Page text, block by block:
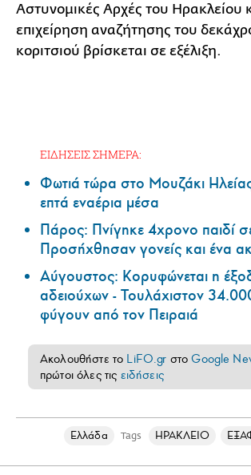
Αστυνομικές Αρχές του Ηρακλείου
επιχείρηση αναζήτησης του
κοριτσιού βρίσκεται σε εξέλιξη.
ΕΙΔΗΣΕΙΣ ΣΗΜΕΡΑ:
Φωτιά τώρα στο Μουζάκι
επτά εναέρια μέσα
Πάρος: Πνίγηκε 4χρονο παιδί
Προσήχθησαν γονείς και ένα
Αύγουστος: Κορυφώνεται η
αδειούχων - Τουλάχιστον
φύγουν από τον Πειραιά
Ακολουθήστε το LiFO.gr στοGoogle
πρώτοι όλες τις ειδήσεις
Ελλάδα Tags ΗΡΑΚΛΕΙΟ